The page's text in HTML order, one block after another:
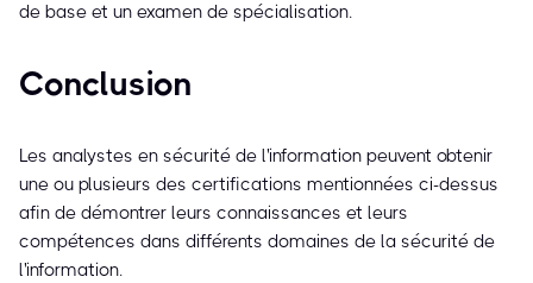
de base et un examen de spécialisation.
Conclusion
Les analystes en sécurité de l'information peuvent obtenir
une ou plusieurs des certifications mentionnées ci-dessus
afin de démontrer leurs connaissances et leurs
compétences dans différents domaines de la sécurité de
l'information.